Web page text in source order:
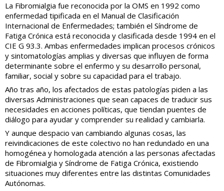
La Fibromialgia fue reconocida por la OMS en 1992 como
enfermedad tipificada en el Manual de Clasificación
Internacional de Enfermedades; también el Síndrome de
Fatiga Crónica está reconocida y clasificada desde 1994 en el
CIE G 93.3. Ambas enfermedades implican procesos crónicos
y sintomatologías amplias y diversas que influyen de forma
determinante sobre el enfermo y su desarrollo personal,
familiar, social y sobre su capacidad para el trabajo.
Año tras año, los afectados de estas patologías piden a las
diversas Administraciones que sean capaces de traducir sus
necesidades en acciones políticas, que tiendan puentes de
diálogo para ayudar y comprender su realidad y cambiarla.
Y aunque despacio van cambiando algunas cosas, las
reivindicaciones de este colectivo no han redundado en una
homogénea y homologada atención a las personas afectadas
de Fibromialgia y Síndrome de Fatiga Crónica, existiendo
situaciones muy diferentes entre las distintas Comunidades
Autónomas.